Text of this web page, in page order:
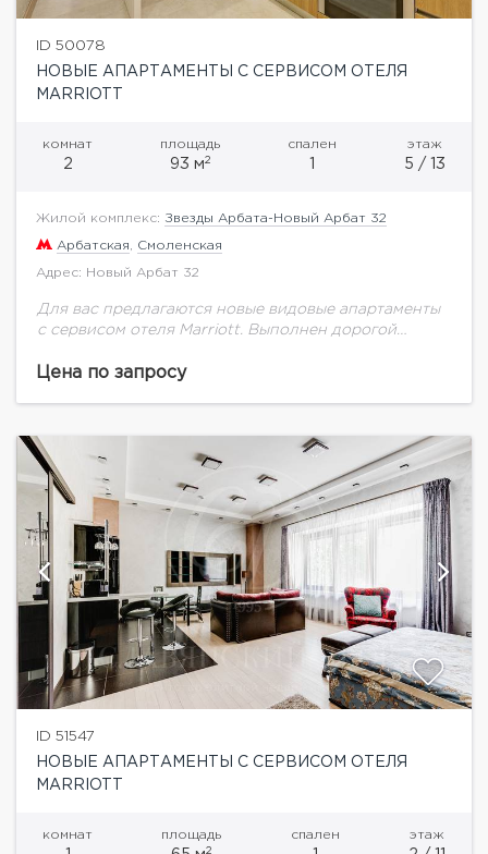
ID 50078
НОВЫЕ АПАРТАМЕНТЫ С СЕРВИСОМ ОТЕЛЯ
MARRIOTT
комнат
2
площадь
93 м2
спален
1
этаж
5 / 13
Жилой комплекс: Звезды Арбата-Новый Арбат 32
Арбатская Смоленская
Адрес: Новый Арбат 32
Для вас предлагаются новые видовые апартаменты
с сервисом отеля Marriott. Выполнен дорогой
планировкой предусмотрено: просторная гостиная
Цена по запросу
ID 51547
НОВЫЕ АПАРТАМЕНТЫ С СЕРВИСОМ ОТЕЛЯ
MARRIOTT
комнат площадь
2
спален этаж